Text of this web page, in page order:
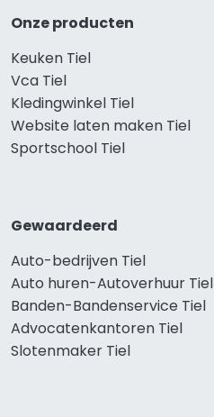
Onze producten
Keuken Tiel
Vca Tiel
Kledingwinkel Tiel
Website laten maken Tiel
Sportschool Tiel
Gewaardeerd
Auto-bedrijven Tiel
Auto huren-Autoverhuur Tiel
Banden-Bandenservice Tiel
Advocatenkantoren Tiel
Slotenmaker Tiel